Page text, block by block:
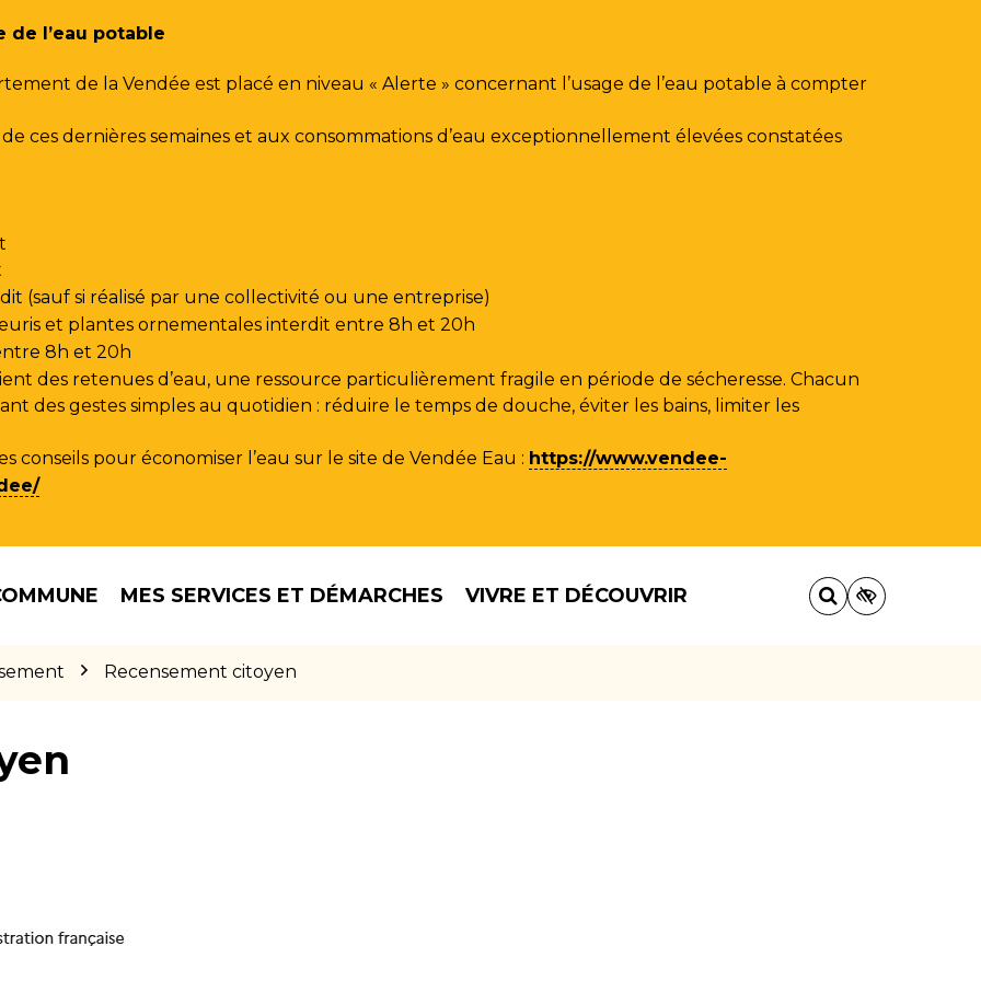
de l’eau potable
de la Vendée est placé en niveau « Alerte » concernant l’usage de l’eau potable à compter
ces dernières semaines et aux consommations d’eau exceptionnellement élevées constatées
(sauf si réalisé par une collectivité ou une entreprise)
et plantes ornementales interdit entre 8h et 20h
8h et 20h
des retenues d’eau, une ressource particulièrement fragile en période de sécheresse. Chacun
des gestes simples au quotidien : réduire le temps de douche, éviter les bains, limiter les
conseils pour économiser l’eau sur le site de Vendée Eau : https://www.vendee-
MES SERVICES ET DÉMARCHES VIVRE ET DÉCOUVRIR
Recensement citoyen